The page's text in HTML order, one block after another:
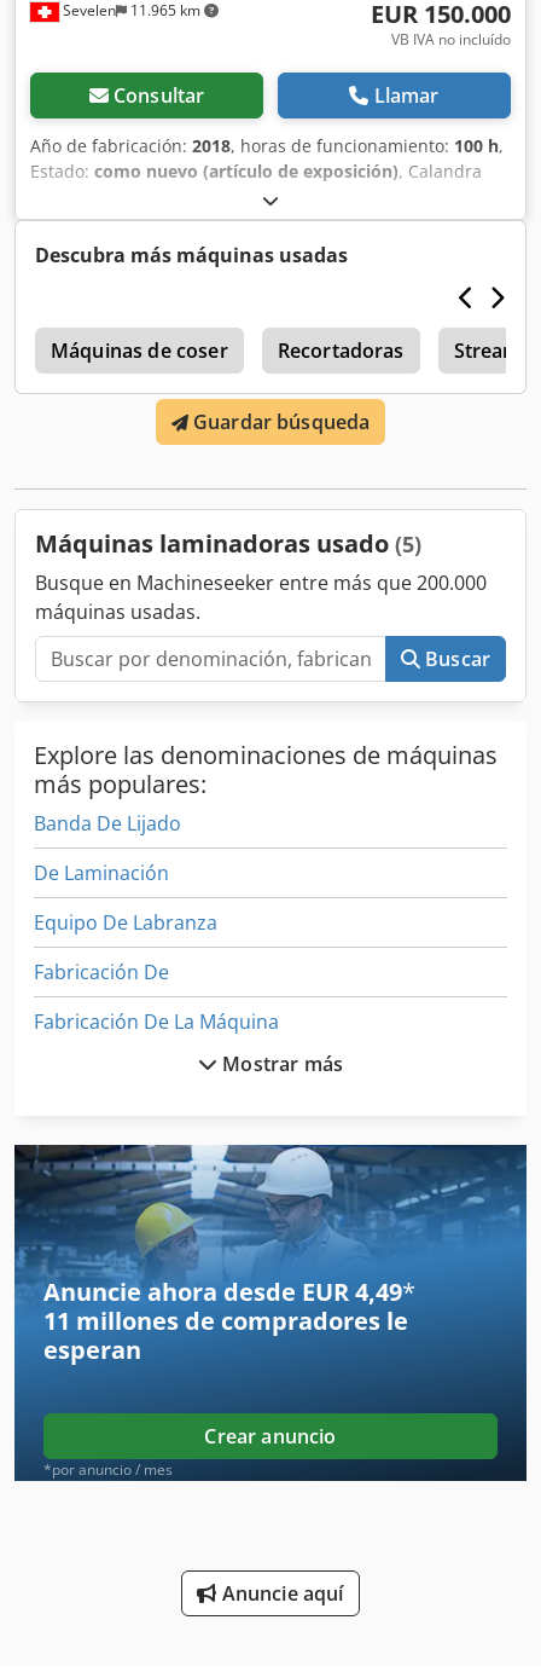
Sevelen 11.965 km EUR 150.000
VB IVA no incluído
Consultar Llamar
Año de fabricación: 2018, horas de funcionamiento: 100 h,
Estado: como nuevo (artículo de exposición), Calandra
laminadora Klieverik con pocas horas de funcionamiento.
Aprox. 100 horas. Dodpfx Ashd N Dajb Heck La máquina
puede ser inspeccionada en las instalaciones. Estado como
nueva. La máquina nunca ha funcionado en producción en
Descubra más máquinas usadas
Máquinas de coser Recortadoras
Guardar búsqueda
Máquinas laminadoras usado (5)
Busque en Machineseeker entre más que 200.000
máquinas usadas.
Buscar
Explore las denominaciones de máquinas
más populares:
Banda De Lijado
De Laminación
Equipo De Labranza
Fabricación De
Fabricación De La Máquina
Laminadora De
Laminadora De Cuerdas
Laminadora De Masa
Laminadora De Mesa
Laminadora De Pedestal
Latas Que Cose La Máquina
Lm
Máquina De Carpintería
Mostrar más
Anuncie ahora desde EUR 4,49*
11 millones de compradores le
esperan
Crear anuncio
*por anuncio / mes
Anuncie aquí